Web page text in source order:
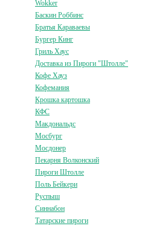
Wokker
Баскин Роббинс
Братья Караваевы
Бургер Кинг
Гриль Хаус
Доставка из Пироги "Штолле"
Кофе Хауз
Кофемания
Крошка картошка
КФС
Макдональдс
Мосбург
Мосдонер
Пекарня Волконский
Пироги Штолле
Поль Бейкери
Руспыш
Синнабон
Татарские пироги